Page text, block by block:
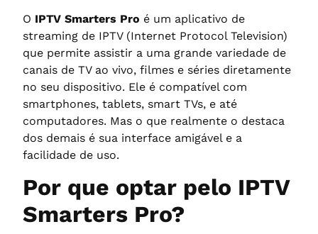
O IPTV Smarters Pro é um aplicativo de
streaming de IPTV (Internet Protocol Television)
que permite assistir a uma grande variedade de
canais de TV ao vivo, filmes e séries diretamente
no seu dispositivo. Ele é compatível com
smartphones, tablets, smart TVs, e até
computadores. Mas o que realmente o destaca
dos demais é sua interface amigável e a
facilidade de uso.
Por que optar pelo IPTV
Smarters Pro?